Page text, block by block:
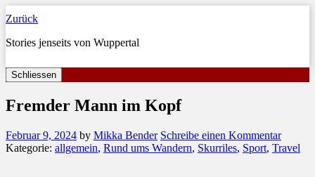
Zurück
Stories jenseits von Wuppertal
Schliessen
Fremder Mann im Kopf
Februar 9, 2024 by Mikka Bender Schreibe einen Kommentar
Kategorie: allgemein, Rund ums Wandern, Skurriles, Sport, Travel